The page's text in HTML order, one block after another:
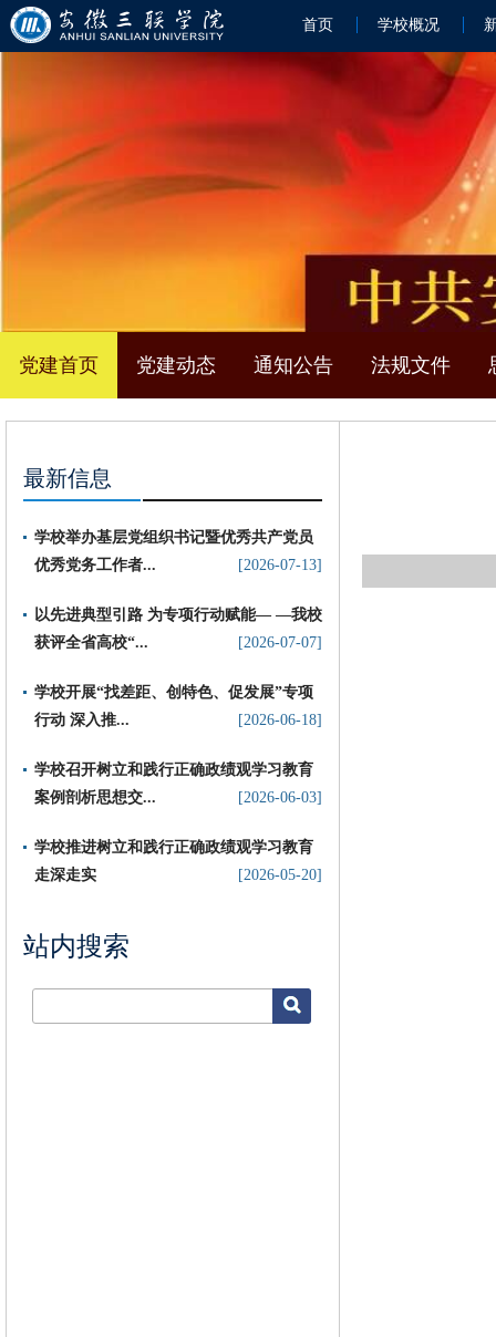
首页 学校概况
党建首页 党建动态 通知公告 法规文件
最新信息
学校举办基层党组织书记暨优秀共产党员
优秀党务工作者...
[2026-07-13]
以先进典型引路 为专项行动赋能— —我校
获评全省高校“...
[2026-07-07]
​学校开展“找差距、创特色、促发展”专项
行动 深入推...
[2026-06-18]
学校召开树立和践行正确政绩观学习教育
案例剖析思想交...
[2026-06-03]
学校推进树立和践行正确政绩观学习教育
走深走实
[2026-05-20]
站内搜索